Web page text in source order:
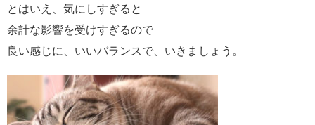
とはいえ、気にしすぎると
余計な影響を受けすぎるので
良い感じに、いいバランスで、いきましょう。